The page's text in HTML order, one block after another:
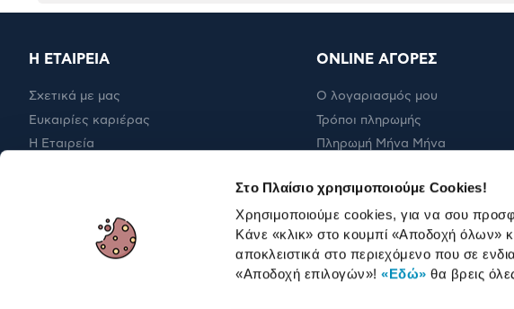
Στο Πλαίσιο χρησιμοποιούμε Cookies!
Χρησιμοποιούμε cookies, για να σου
Κάνε «κλικ» στο κουμπί «Αποδοχή όλων»
αποκλειστικά στο περιεχόμενο που σε
«Αποδοχή επιλογών»!«Εδώ» θα βρεις
Η ΕΤΑΙΡΕΙΑ
Σχετικά με μας
Ευκαιρίες καριέρας
Η Εταιρεία
ONLINE ΑΓΟΡΕΣ
Ο λογαριασμός μου
Τρόποι πληρωμής
Πληρωμή Μήνα Μήνα
Επιστροφές
ΓΙΑ ΕΠΑΓΓΕΛΜΑΤΙΕΣ